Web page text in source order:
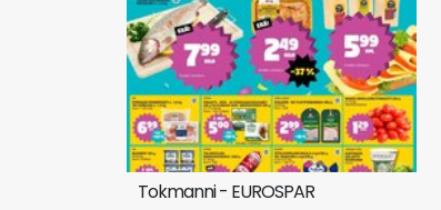
Tokmanni - EUROSPAR